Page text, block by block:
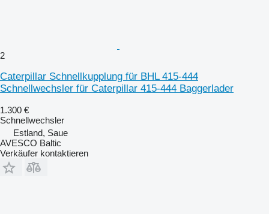
2
Caterpillar Schnellkupplung für BHL 415-444
Schnellwechsler für Caterpillar 415-444 Baggerlader
1.300 €
Schnellwechsler
Estland, Saue
AVESCO Baltic
Verkäufer kontaktieren